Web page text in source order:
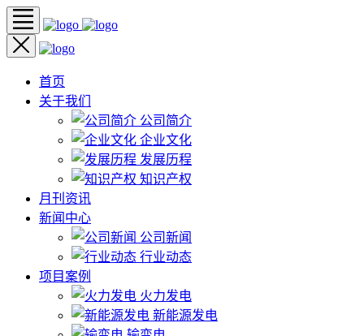
首页
关于我们
公司简介
企业文化
发展历程
知识产权
月刊资讯
新闻中心
公司新闻
行业动态
项目案例
火力发电
新能源发电